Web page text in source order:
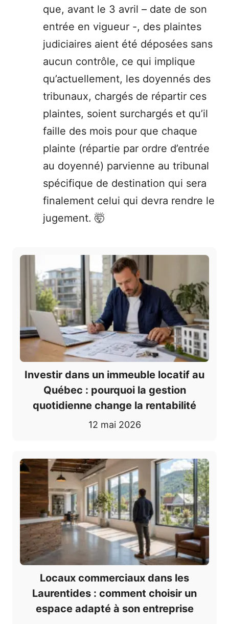
que, avant le 3 avril – date de son
entrée en vigueur -, des plaintes
judiciaires aient été déposées sans
aucun contrôle, ce qui implique
qu’actuellement, les doyennés des
tribunaux, chargés de répartir ces
plaintes, soient surchargés et qu’il
faille des mois pour que chaque
plainte (répartie par ordre d’entrée
au doyenné) parvienne au tribunal
spécifique de destination qui sera
finalement celui qui devra rendre le
jugement. 🤯
Investir dans un immeuble locatif au
Québec : pourquoi la gestion
quotidienne change la rentabilité
12 mai 2026
Locaux commerciaux dans les
Laurentides : comment choisir un
espace adapté à son entreprise